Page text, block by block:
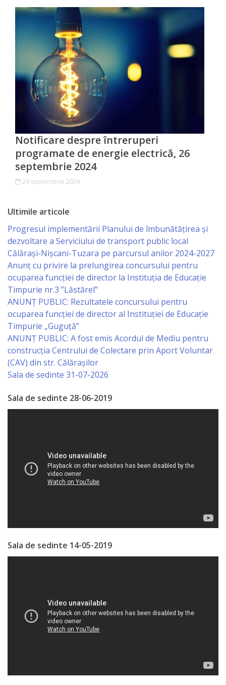
Primăriei
Lista
colaboratorilor
Primăriei
Călăraşi
Contabilitate
Serviciul
Arhitectură
şi
Serviciul
de
Atragere
a
Investiţiilor
Serviciul
de
Colectare
a
Impozitelor
Locale
Serviciul
Serviciul
în
Reglementarea
Funciar
Serviciul
Publicul
Notificare despre întreruperi
programate de energie electrică, 26
septembrie 2024
24 septembrie 2024
Ultimile articole
Progresul implementării Planului de îmbunătățirea și
dezvoltare a Serviciului de transport public local
Călărași-Nișcani-Tuzara pe parcursul anilor 2024-2027
Anunț cu privire la prelungirea concursului pentru
ocuparea funcţiei de director la Instituția de Educație
Timpurie nr.3 ”Lăstărel”
ANUNȚ PUBLIC: Rezultatele concursului pentru
ocuparea funcției de director al Instituției de Educație
Timpurie „Guguță”
ANUNȚ PUBLIC: A fost emis Acordul de Mediu pentru
construcția Centrului de Colectare prin Aport Voluntar
(CAV) din str. Călărașilor
Sala de sedinte 31-07-2026
Sala de sedinte 28-06-2019
Sala de sedinte 14-05-2019